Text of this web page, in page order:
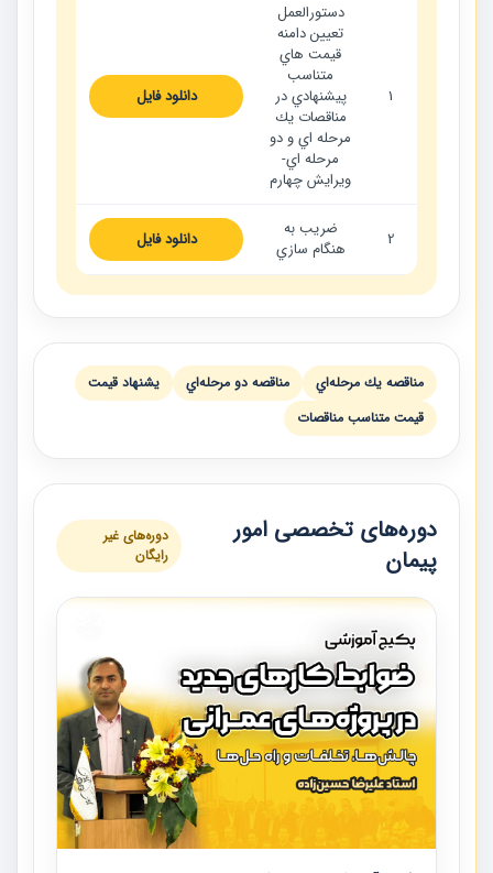
1
دستورالعمل
تعيين دامنه
قيمت هاي
متناسب
پيشنهادي در
مناقصات يك
مرحله اي و دو
مرحله اي-
ويرايش چهارم
دانلود فایل
2
ضريب به
‌هنگام سازي
دانلود فایل
مناقصه يك مرحله‌اي مناقصه دو مرحله‌اي
يشنهاد قيمت
قيمت متناسب مناقصات
دوره‌های تخصصی امور
پیمان
دوره‌های غیر
رایگان